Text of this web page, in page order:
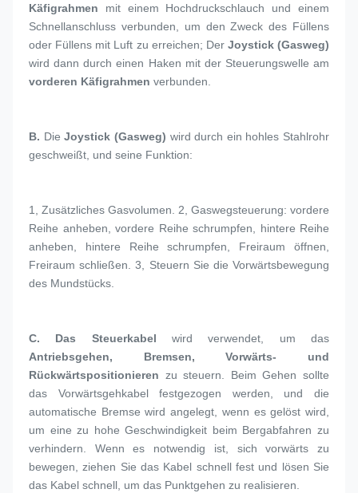
Käfigrahmen mit einem Hochdruckschlauch und einem
Schnellanschluss verbunden, um den Zweck des Füllens
oder Füllens mit Luft zu erreichen; Der Joystick (Gasweg)
vorderen Käfigrahmen verbunden.
B. Die Joystick (Gasweg) wird durch ein hohles Stahlrohr
geschweißt, und seine Funktion:
1, Zusätzliches Gasvolumen. 2, Gaswegsteuerung: vordere
Reihe anheben, vordere Reihe schrumpfen, hintere Reihe
anheben, hintere Reihe schrumpfen, Freiraum öffnen,
Freiraum schließen. 3, Steuern Sie die Vorwärtsbewegung
des Mundstücks.
C. Das Steuerkabel
Antriebsgehen, Bremsen, Vorwärts- und
Rückwärtspositionieren zu steuern. Beim Gehen sollte
das Vorwärtsgehkabel festgezogen werden, und die
automatische Bremse wird angelegt, wenn es gelöst wird,
um eine zu hohe Geschwindigkeit beim Bergabfahren zu
verhindern. Wenn es notwendig ist, sich vorwärts zu
bewegen, ziehen Sie das Kabel schnell fest und lösen Sie
das Kabel schnell, um das Punktgehen zu realisieren.